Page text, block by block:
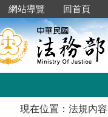
網站導覽 回首頁
現在位置：法規內容